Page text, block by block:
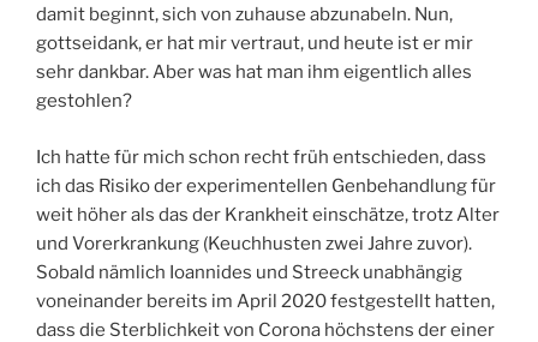
damit beginnt, sich von zuhause abzunabeln. Nun,
gottseidank, er hat mir vertraut, und heute ist er mir
sehr dankbar. Aber was hat man ihm eigentlich alles
gestohlen?
Ich hatte für mich schon recht früh entschieden, dass
ich das Risiko der experimentellen Genbehandlung für
weit höher als das der Krankheit einschätze, trotz Alter
und Vorerkrankung (Keuchhusten zwei Jahre zuvor).
Sobald nämlich Ioannides und Streeck unabhängig
voneinander bereits im April 2020 festgestellt hatten,
dass die Sterblichkeit von Corona höchstens der einer